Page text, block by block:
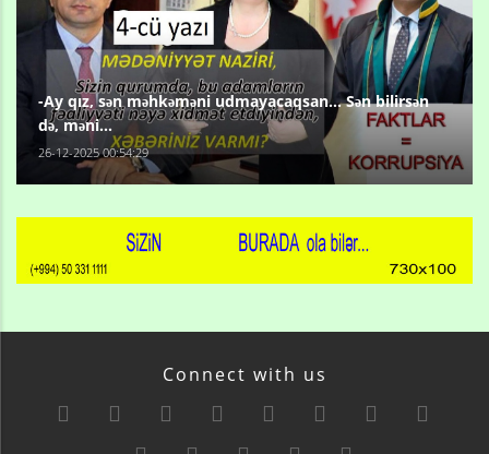
-Ay qız, sən məhkəməni udmayacaqsan... Sən bilirsən
də, məni...
26-12-2025 00:54:29
Connect with us